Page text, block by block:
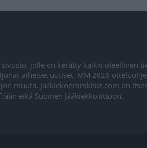
jolle on kerätty kaikki oleellinen
aiheiset uutiset, MM 2026
muuta. Jaakiekonmmkisat.com on
eikä Suomen Jääkiekkoliittoon.